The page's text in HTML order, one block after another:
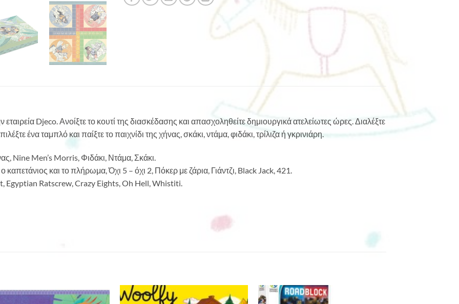
Djeco. Ανοίξτε το κουτί της διασκέδασης και απασχοληθείτε δημιουργικά ατελείωτες ώρες. Διαλέξτε
ένα ταμπλό και παίξτε το παιχνίδι της χήνας, σκάκι, ντάμα, φιδάκι, τρίλιζα ή γκρινιάρη.
Nine Men’s Morris, Φιδάκι, Ντάμα, Σκάκι.
καπετάνιος και το πλήρωμα, Όχι 5 – όχι 2, Πόκερ με ζάρια, Γιάντζι, Black Jack, 421.
Egyptian Ratscrew, Crazy Eights, Oh Hell, Whistiti.